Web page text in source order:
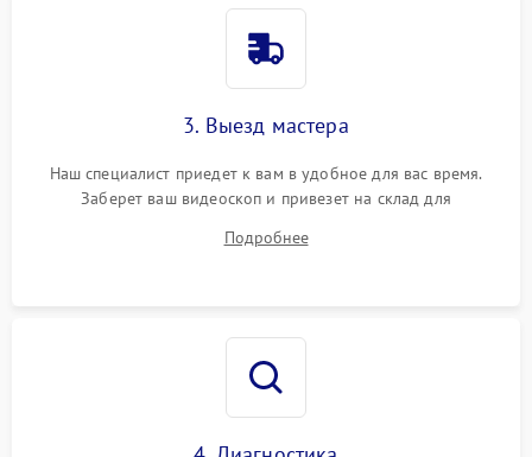
3. Выезд мастера
Наш специалист приедет к вам в удобное для вас время.
Заберет ваш видеоскоп и привезет на склад для
Подробнее